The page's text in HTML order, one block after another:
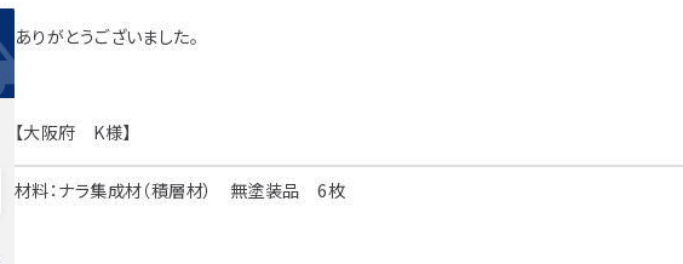
ありがとうございました。
【大阪府 K様】
材料：ナラ集成材（積層材） 無塗装品 6枚